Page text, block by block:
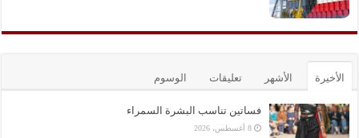
الأخيرة الأشهر تعليقات الوسوم
فساتين تناسب البشرة السمراء
8 أغسطس، 2026